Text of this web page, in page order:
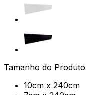
Tamanho do Produto:
10cm x 240cm